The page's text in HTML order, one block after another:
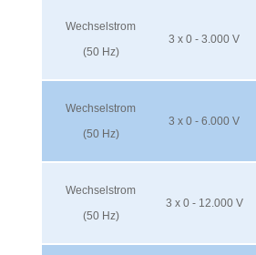
Wechselstrom
(50 Hz)
3 x 0 - 3.000 V
Wechselstrom
(50 Hz)
3 x 0 - 6.000 V
Wechselstrom
(50 Hz)
3 x 0 - 12.000 V